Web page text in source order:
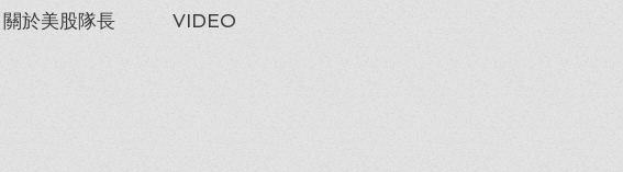
關於美股隊長 VIDEO